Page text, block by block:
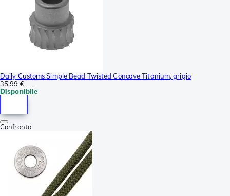
Daily Customs Simple Bead Twisted Concave Titanium, grigio
35,99 €
Disponibile
Confronta